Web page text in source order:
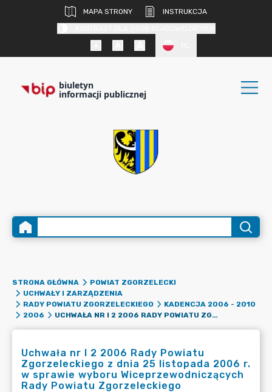
MAPA STRONY
INSTRUKCJA
biuletyn
informacji publicznej
STRONA GŁÓWNA
POWIAT ZGORZELECKI
UCHWAŁY I ZARZĄDZENIA
RADY POWIATU ZGORZELECKIEGO
KADENCJA 2006 - 2010
2006
UCHWAŁA NR I 2 2006 RADY POWIATU ZGORZELECKIEGO Z DNIA 25 LISTOPADA 2006 R. W SPRAWIE WYBORU WICEPRZEWODNICZĄCYCH RADY POWIATU ZGORZELECKIEGO
Uchwała nr I 2 2006 Rady Powiatu
Zgorzeleckiego z dnia 25 listopada 2006 r.
w sprawie wyboru Wiceprzewodniczących
Rady Powiatu Zgorzeleckiego